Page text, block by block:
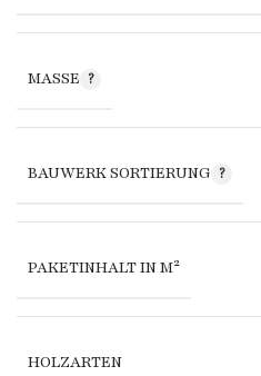
MASSE
BAUWERK SORTIERUNG
PAKETINHALT IN M²
HOLZARTEN